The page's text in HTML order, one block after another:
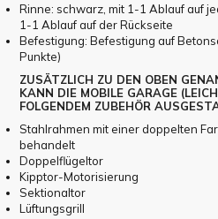
Rinne: schwarz, mit 1-1 Ablauf auf
1-1 Ablauf auf der Rückseite
Befestigung: Befestigung auf
Punkte)
ZUSÄTZLICH ZU DEN OBEN
KANN DIE MOBILE GARAGE
FOLGENDEM ZUBEHÖR
Stahlrahmen mit einer doppelten
behandelt
Doppelflügeltor
Kipptor-Motorisierung
Sektionaltor
Lüftungsgrill